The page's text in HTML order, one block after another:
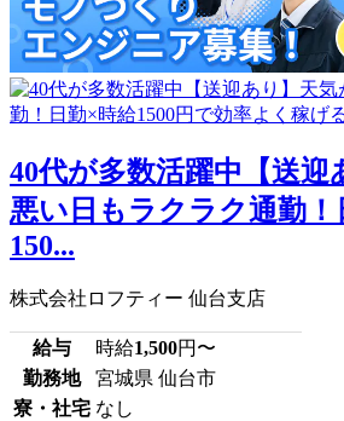
40代が多数活躍中【送迎
悪い日もラクラク通勤！
150...
株式会社ロフティー 仙台支店
給与 時給1,500円〜
勤務地
宮城県 仙台市
寮・社宅 なし